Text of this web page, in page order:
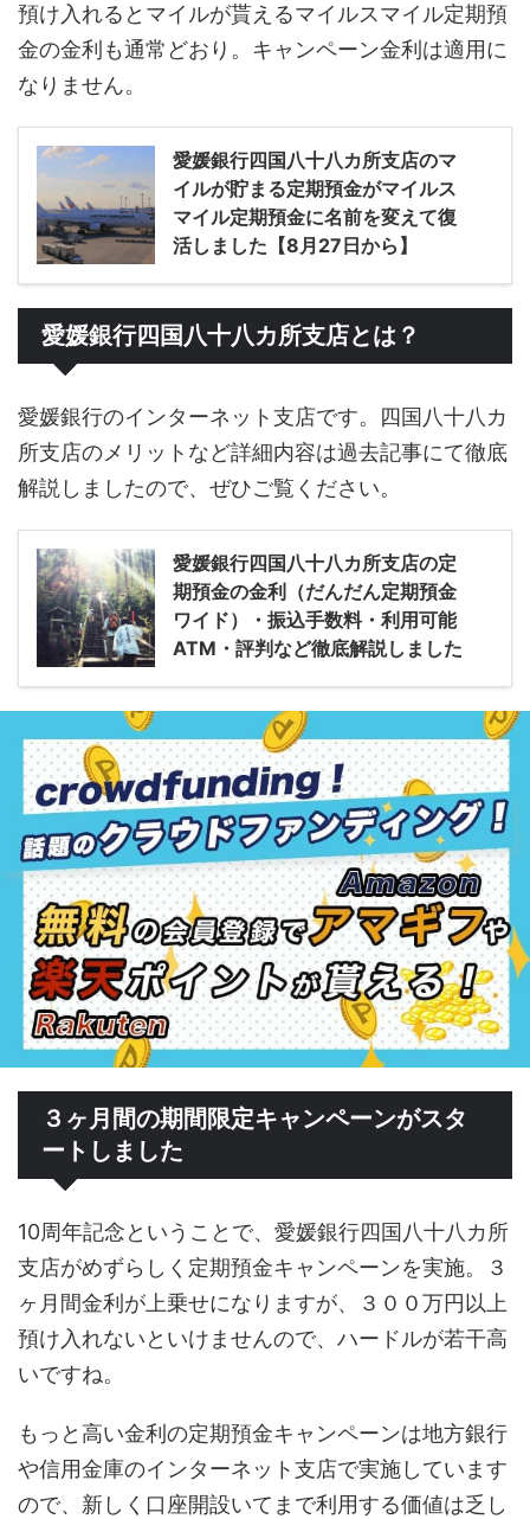
預け入れるとマイルが貰えるマイルスマイル定期預
金の金利も通常どおり。キャンペーン金利は適用に
なりません。
愛媛銀行四国八十八カ所支店のマ
イルが貯まる定期預金がマイルス
マイル定期預金に名前を変えて復
活しました【8月27日から】
愛媛銀行四国八十八カ所支店とは？
愛媛銀行のインターネット支店です。四国八十八カ
所支店のメリットなど詳細内容は過去記事にて徹底
解説しましたので、ぜひご覧ください。
愛媛銀行四国八十八カ所支店の定
期預金の金利（だんだん定期預金
ワイド）・振込手数料・利用可能
ATM・評判など徹底解説しました
３ヶ月間の期間限定キャンペーンがスタ
ートしました
10周年記念ということで、愛媛銀行四国八十八カ所
支店がめずらしく定期預金キャンペーンを実施。３
ヶ月間金利が上乗せになりますが、３００万円以上
預け入れないといけませんので、ハードルが若干高
いですね。
もっと高い金利の定期預金キャンペーンは地方銀行
や信用金庫のインターネット支店で実施しています
ので、新しく口座開設いてまで利用する価値は乏し